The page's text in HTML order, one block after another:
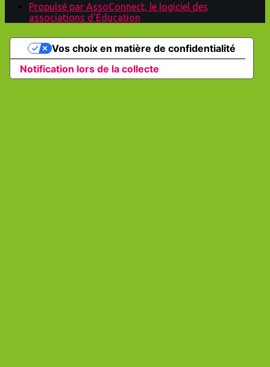
Propulsé par AssoConnect, le logiciel des
associations d'Éducation
Notification lors de la collecte
Vos choix en matière de confidentialité